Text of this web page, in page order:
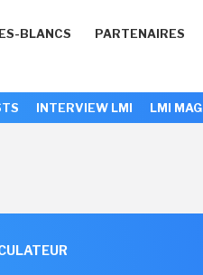
BLANCS PARTENAIRES
INTERVIEW LMI LMI MAG